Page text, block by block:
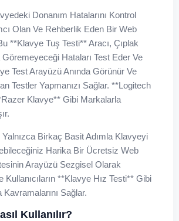
Donanım Hatalarını Kontrol
Olan Ve Rehberlik Eden Bir Web
**klavye Tuş Testi** Aracı, Çıplak
Hataları Test Eder Ve
Test Arayüzü Anında Görünür Ve
Testler Yapmanızı Sağlar. **Logitech
Klavye** Gibi Markalarla
Yalnızca Birkaç Basit Adımla Klavyeyi
Harika Bir Ücretsiz Web
Arayüzü Sezgisel Olarak
Kullanıcıların **klavye Hız Testi** Gibi
Kavramalarını Sağlar.
Kullanılır?